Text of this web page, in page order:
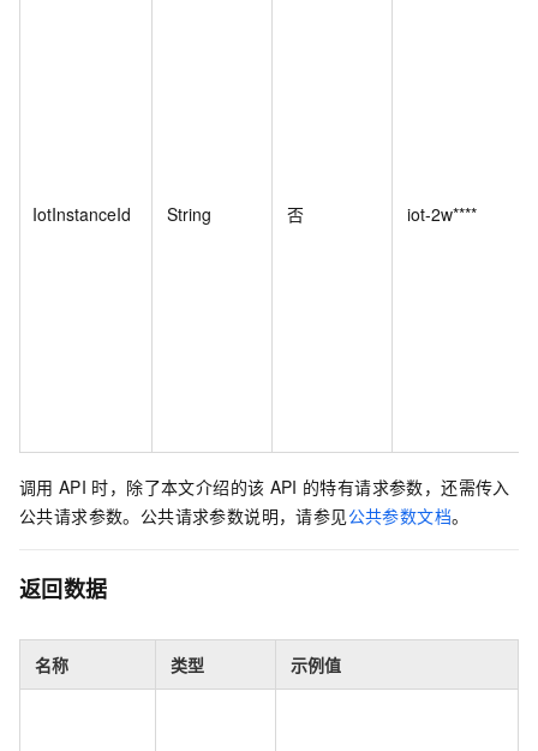
IotInstanceId String 否 iot-2w****
调用 API 时，除了本文介绍的该 API 的特有请求参数，还需传入
公共请求参数。公共请求参数说明，请参见公共参数文档。
返回数据
名称 类型 示例值